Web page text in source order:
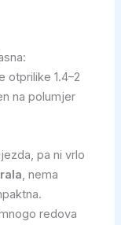
otprilike 1.4–2
na polumjer
pa ni vrlo
, nema
redova